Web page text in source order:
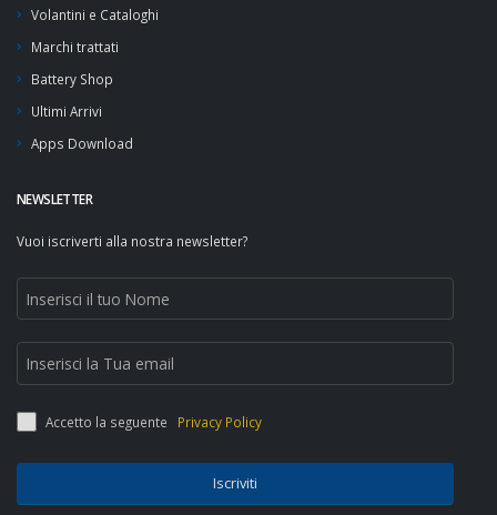
Volantini e Cataloghi
Marchi trattati
Battery Shop
Ultimi Arrivi
Apps Download
NEWSLETTER
Vuoi iscriverti alla nostra newsletter?
Accetto la seguente Privacy Policy
Iscriviti